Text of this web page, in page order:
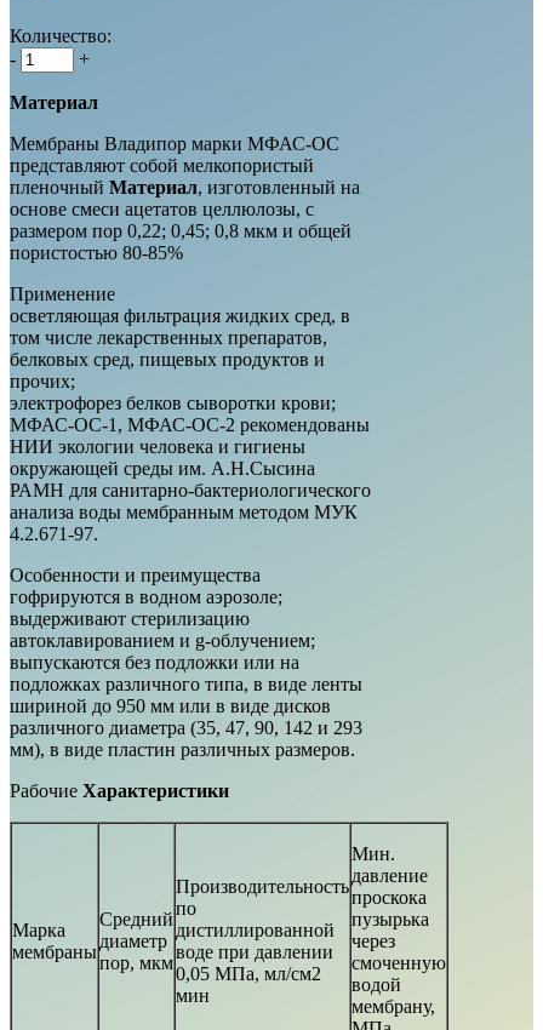
Количество:
-
+
Материал
Мембраны Владипор марки МФАС-ОС
представляют собой мелкопористый
пленочный Материал, изготовленный на
основе смеси ацетатов целлюлозы, с
размером пор 0,22; 0,45; 0,8 мкм и общей
пористостью 80-85%
Применение
осветляющая фильтрация жидких сред, в
том числе лекарственных препаратов,
белковых сред, пищевых продуктов и
прочих;
электрофорез белков сыворотки крови;
МФАС-ОС-1, МФАС-ОС-2 рекомендованы
НИИ экологии человека и гигиены
окружающей среды им. А.Н.Сысина
РАМН для санитарно-бактериологического
анализа воды мембранным методом МУК
4.2.671-97.
Особенности и преимущества
гофрируются в водном аэрозоле;
выдерживают стерилизацию
автоклавированием и g-облучением;
выпускаются без подложки или на
подложках различного типа, в виде ленты
шириной до 950 мм или в виде дисков
различного диаметра (35, 47, 90, 142 и 293
мм), в виде пластин различных размеров.
Рабочие Характеристики
Марка
мембраны
Средний
диаметр
пор, мкм
Производительность
по
дистиллированной
воде при давлении
0,05 МПа, мл/см2
мин
Мин.
давление
проскока
пузырька
через
смоченную
водой
мембрану,